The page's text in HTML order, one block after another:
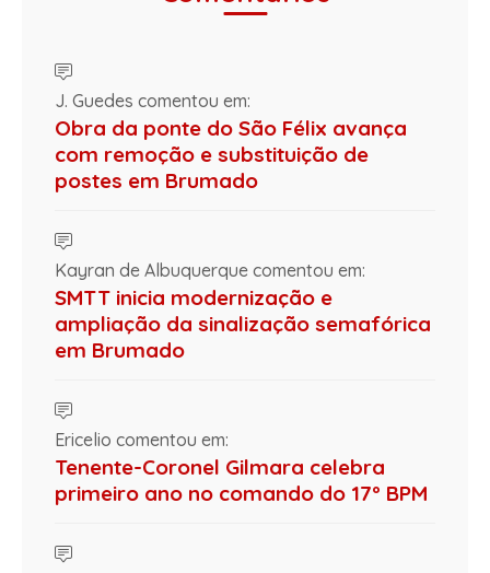
J. Guedes comentou em:
Obra da ponte do São Félix avança
com remoção e substituição de
postes em Brumado
Kayran de Albuquerque comentou em:
SMTT inicia modernização e
ampliação da sinalização semafórica
em Brumado
Ericelio comentou em:
Tenente-Coronel Gilmara celebra
primeiro ano no comando do 17º BPM